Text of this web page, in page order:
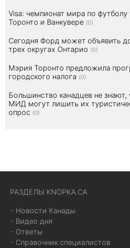
Visa: чемпионат мира по
Торонто и Ванкувере (0)
Сегодня Форд может объявить
трех округах Онтарио (0)
Мэрия Торонто предложила
городского налога (0)
Большинство канадцев не
МИД могут лишить их
опрос (0)
РАЗДЕЛЫ KNOPKA.CA
- Новости Канады
- Видео дня
- Ответы
- Справочник специалистов